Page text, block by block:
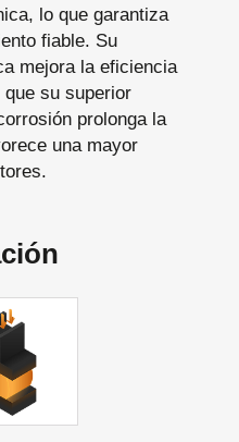
lo que garantiza
fiable. Su
mejora la eficiencia
su superior
prolonga la
una mayor